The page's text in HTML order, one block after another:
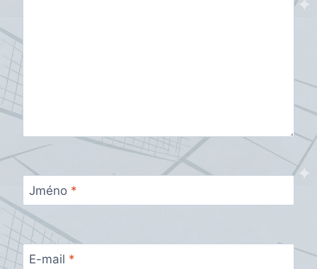
Jméno *
E-mail *